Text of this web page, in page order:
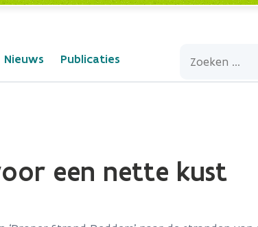
Nieuws Publicaties
een nette kust